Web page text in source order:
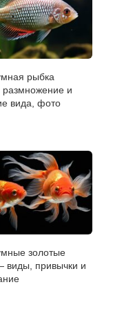
рыбка
размножение и
вида, фото
золотые
виды, привычки и